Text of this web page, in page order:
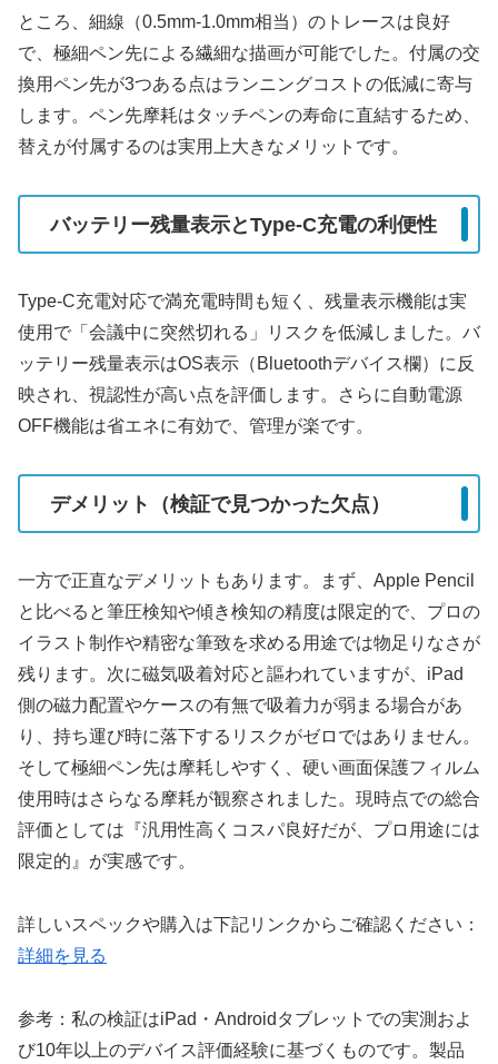
ところ、細線（0.5mm-1.0mm相当）のトレースは良好
で、極細ペン先による繊細な描画が可能でした。付属の交
換用ペン先が3つある点はランニングコストの低減に寄与
します。ペン先摩耗はタッチペンの寿命に直結するため、
替えが付属するのは実用上大きなメリットです。
バッテリー残量表示とType-C充電の利便性
Type-C充電対応で満充電時間も短く、残量表示機能は実
使用で「会議中に突然切れる」リスクを低減しました。バ
ッテリー残量表示はOS表示（Bluetoothデバイス欄）に反
映され、視認性が高い点を評価します。さらに自動電源
OFF機能は省エネに有効で、管理が楽です。
デメリット（検証で見つかった欠点）
一方で正直なデメリットもあります。まず、Apple Pencil
と比べると筆圧検知や傾き検知の精度は限定的で、プロの
イラスト制作や精密な筆致を求める用途では物足りなさが
残ります。次に磁気吸着対応と謳われていますが、iPad
側の磁力配置やケースの有無で吸着力が弱まる場合があ
り、持ち運び時に落下するリスクがゼロではありません。
そして極細ペン先は摩耗しやすく、硬い画面保護フィルム
使用時はさらなる摩耗が観察されました。現時点での総合
評価としては『汎用性高くコスパ良好だが、プロ用途には
限定的』が実感です。
詳しいスペックや購入は下記リンクからご確認ください：
詳細を見る
参考：私の検証はiPad・Androidタブレットでの実測およ
び10年以上のデバイス評価経験に基づくものです。製品